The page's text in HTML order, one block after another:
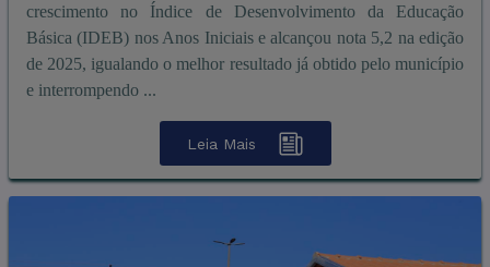
crescimento no Índice de Desenvolvimento da Educação
Básica (IDEB) nos Anos Iniciais e alcançou nota 5,2 na edição
de 2025, igualando o melhor resultado já obtido pelo município
e interrompendo ...
Leia Mais